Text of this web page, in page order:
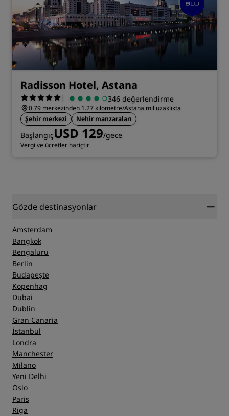
Radisson Hotel, Astana
| 346 değerlendirme
0.79 merkezinden 1.27 kilometre/Astana mil uzaklıkta
Şehir merkezi
Nehir manzaraları
BaşlangıçUSD 129/gece
Vergi ve ücretler hariçtir
Gözde destinasyonlar
Amsterdam
Bangkok
Bengaluru
Berlin
Budapeşte
Kopenhag
Dubai
Dublin
Gran Canaria
İstanbul
Londra
Manchester
Milano
Yeni Delhi
Oslo
Paris
Riga